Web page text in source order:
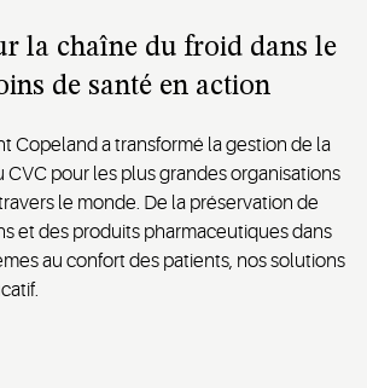
la chaîne du froid dans le
de santé en action
Copeland a transformé la gestion de la
CVC pour les plus grandes organisations
le monde. De la préservation de
et des produits pharmaceutiques dans
au confort des patients, nos solutions